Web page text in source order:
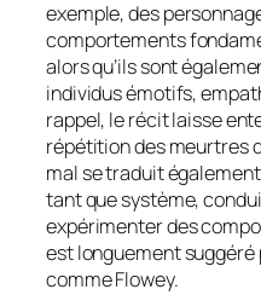
exemple, des
comportements
alors qu’ils sont
individus émotifs,
rappel, le récit laisse
répétition des meurtres
mal se traduit
tant que système,
expérimenter des
est longuement suggéré
comme Flowey.